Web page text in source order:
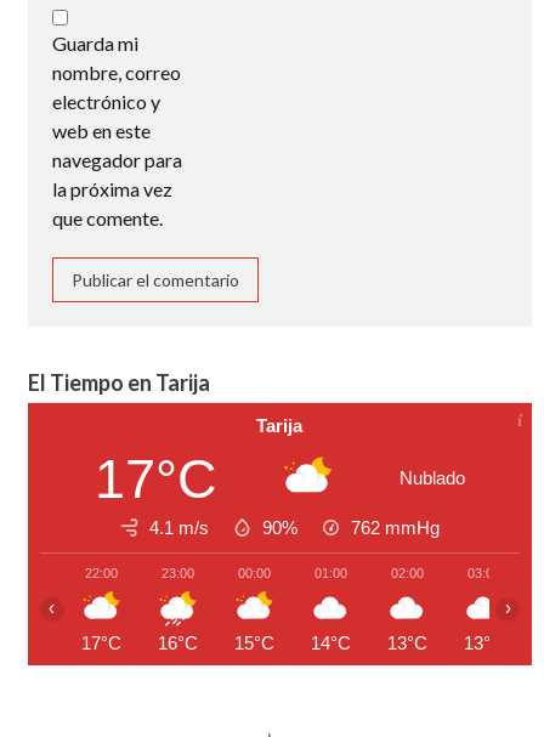
Guarda mi
nombre, correo
electrónico y
web en este
navegador para
la próxima vez
que comente.
El Tiempo en Tarija
Tarija
17°C Nublado
4.1 m/s 90% 762 mmHg
22:00
17°C
23:00
16°C
00:00
15°C
01:00
14°C
02:00
13°C
03:00
13°C
‹ ›